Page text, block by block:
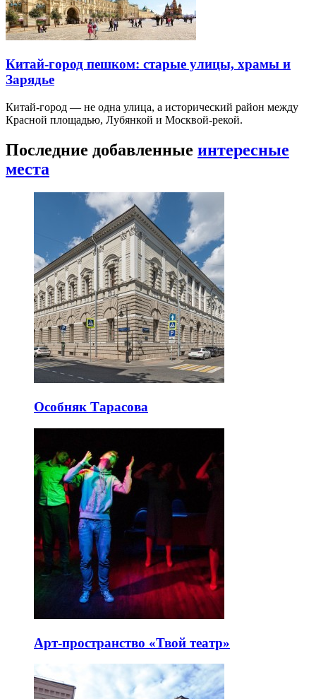
Китай-город пешком: старые улицы, храмы и
Зарядье
Китай-город — не одна улица, а исторический район между
Красной площадью, Лубянкой и Москвой-рекой.
Последние добавленные интересные
места
Особняк Тарасова
Арт-пространство «Твой театр»